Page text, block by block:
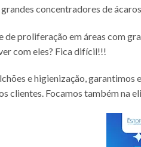
concentradores de
proliferação em áreas com
com eles? Fica difícil!!!
e higienização,
clientes. Focamos também na